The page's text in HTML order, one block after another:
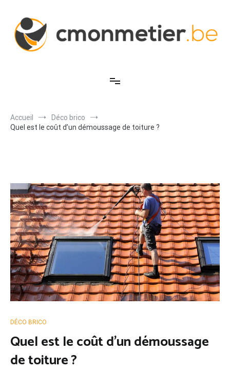
contenu
Accueil
Déco brico
Quel est le coût d’un démoussage de toiture ?
DÉCO BRICO
Quel est le coût d’un démoussage
de toiture ?